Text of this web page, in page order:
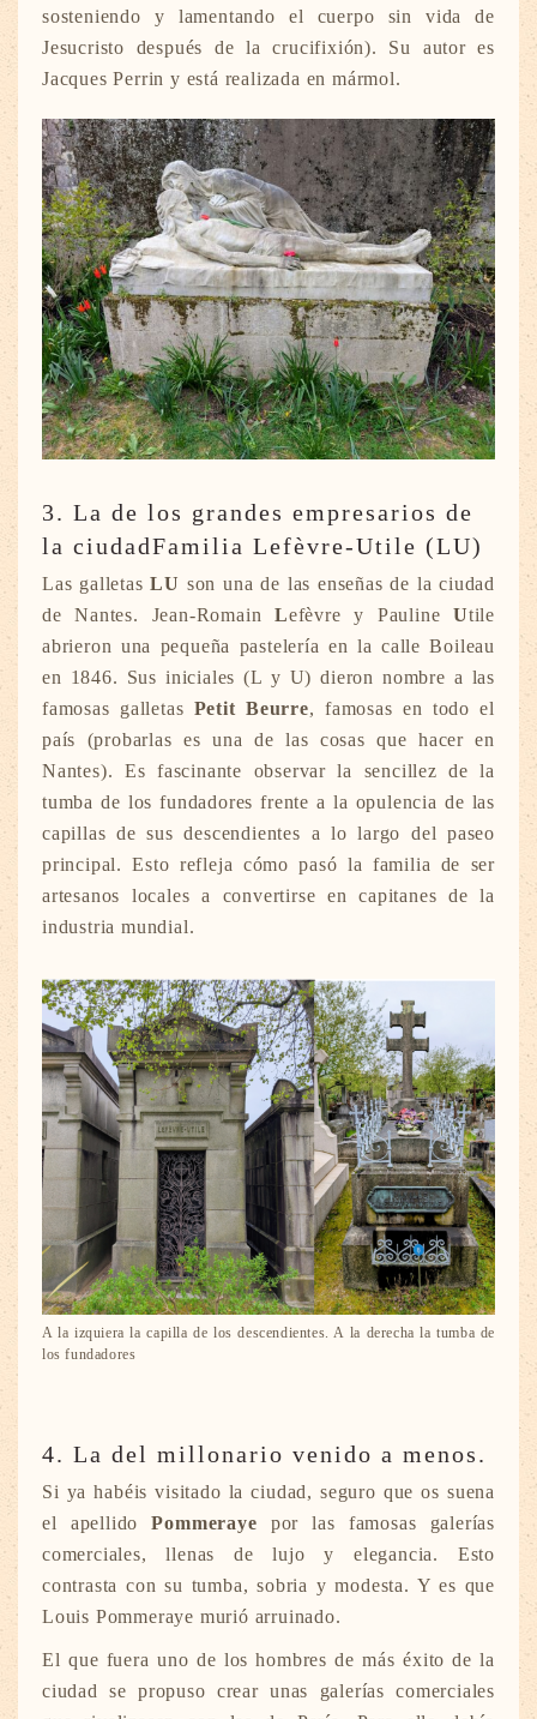
sosteniendo y lamentando el cuerpo sin vida de
Jesucristo después de la crucifixión). Su autor es
Jacques Perrin y está realizada en mármol.
3. La de los grandes empresarios de
la ciudadFamilia Lefèvre-Utile (LU)
Las galletasLU son una de las enseñas de la ciudad
de Nantes. Jean-Romain Lefèvrey Pauline Utile
abrieron una pequeña pastelería en la calle Boileau
en 1846. Sus iniciales (L y U) dieron nombre a las
famosas galletas Petit Beurre, famosas en todo el
país (probarlas es una de las cosas que hacer en
Nantes). Es fascinante observar la sencillez de la
tumba de los fundadores frente a la opulencia de las
capillas de sus descendientes a lo largo del paseo
principal. Esto refleja cómo pasó la familia de ser
artesanos locales a convertirse en capitanes de la
industria mundial.
A la izquiera la capilla de los descendientes. A la derecha la tumba de
los fundadores
4. La del millonario venido a menos.
Si ya habéis visitado la ciudad, seguro que os suena
el apellidoPommeraye
por las famosas galerías
comerciales, llenas de lujo y elegancia. Esto
contrasta con su tumba, sobria y modesta. Y es que
Louis Pommeraye murió arruinado.
El que fuera uno de los hombres de más éxito de la
ciudad se propuso crear unas galerías comerciales